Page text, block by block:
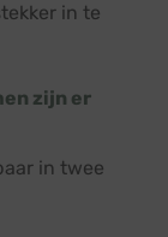
in te
zijn er
in twee